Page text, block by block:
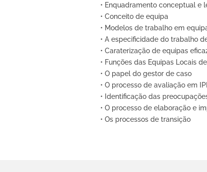
Precoce
(IPI)-
Como
fazer?
(Pré-
inscrição
exclusiva
para
não
associados)
• Enquadramento conceptual e
• Conceito de equipa
• Modelos de trabalho em
• A especificidade do trabalho
• Caraterização de equipas
• Funções das Equipas Locais
• O papel do gestor de caso
• O processo de avaliação em IPI
• Identificação das
• O processo de elaboração e
• Os processos de transição